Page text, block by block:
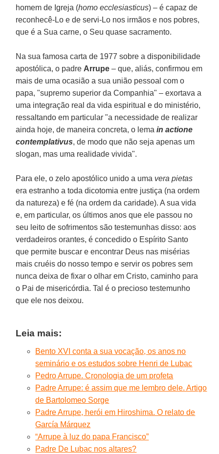
homem de Igreja (homo ecclesiasticus) – é capaz de
reconhecê-Lo e de servi-Lo nos irmãos e nos pobres,
que é a Sua carne, o Seu quase sacramento.
Na sua famosa carta de 1977 sobre a disponibilidade
apostólica, o padre Arrupe – que, aliás, confirmou em
mais de uma ocasião a sua união pessoal com o
papa, "supremo superior da Companhia" – exortava a
uma integração real da vida espiritual e do ministério,
ressaltando em particular "a necessidade de realizar
ainda hoje, de maneira concreta, o lemain actione
contemplativus, de modo que não seja apenas um
slogan, mas uma realidade vivida".
Para ele, o zelo apostólico unido a uma vera pietas
era estranho a toda dicotomia entre justiça (na ordem
da natureza) e fé (na ordem da caridade). A sua vida
e, em particular, os últimos anos que ele passou no
seu leito de sofrimentos são testemunhas disso: aos
verdadeiros orantes, é concedido o Espírito Santo
que permite buscar e encontrar Deus nas misérias
mais cruéis do nosso tempo e servir os pobres sem
nunca deixa de fixar o olhar em Cristo, caminho para
o Pai de misericórdia. Tal é o precioso testemunho
que ele nos deixou.
Leia mais:
Bento XVI conta a sua vocação, os anos no
seminário e os estudos sobre Henri de Lubac
Pedro Arrupe. Cronologia de um profeta
Padre Arrupe: é assim que me lembro dele. Artigo
de Bartolomeo Sorge
Padre Arrupe, herói em Hiroshima. O relato de
García Márquez
“Arrupe à luz do papa Francisco”
Padre De Lubac nos altares?